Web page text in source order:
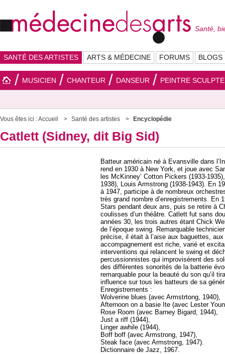
Santé,
SANTÉ DES ARTISTES ARTS & MÉDECINE FORUMS BLOGS
MUSICIEN CHANTEUR DANSEUR PEINTRE
Vous êtes ici :Accueil Santé des artistes Encyclopédie
Catlett (Sidney, dit Big Sid)
Batteur américain né à Evansville dans
rend en 1930 à New York, et joue avec
les McKinney’ Cotton Pickers (1933-
1938), Louis Armstrong (1938-1943). En
à 1947, participe à de nombreux
très grand nombre d’enregistrements. En
Stars pendant deux ans, puis se retire à
coulisses d’un théâtre. Catlett fut sans
années 30, les trois autres étant Chick
de l’époque swing. Remarquable
précise, il était à l’aise aux baguettes,
accompagnement est riche, varié et
interventions qui relancent le swing et
percussionnistes qui improvisèrent des
des différentes sonorités de la batterie
remarquable pour la beauté du son qu’il
influence sur tous les batteurs de sa
Enregistrements :
Wolverine blues (avec Armstrtong, 1940),
Afternoon on a basie Ite (avec Lester
Rose Room (avec Barney Bigard, 1944),
Just a riff (1944),
Linger awhile (1944),
Boff boff (avec Armstrong, 1947),
Steak face (avec Armstrong, 1947).
Dictionnaire de Jazz, 1967.